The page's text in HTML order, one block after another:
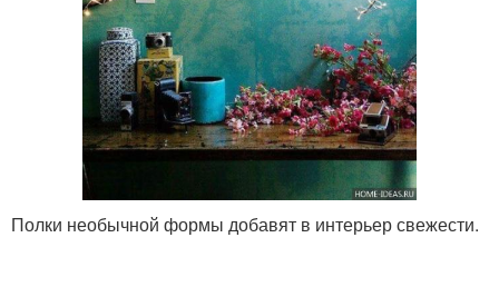
Полки необычной формы добавят в интерьер свежести.